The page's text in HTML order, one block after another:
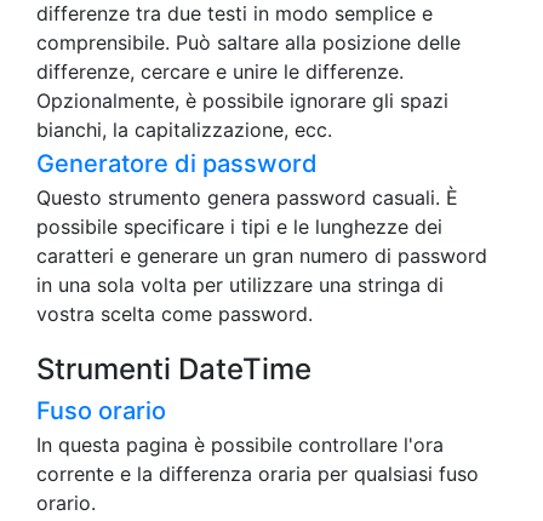
differenze tra due testi in modo semplice e
comprensibile. Può saltare alla posizione delle
differenze, cercare e unire le differenze.
Opzionalmente, è possibile ignorare gli spazi
bianchi, la capitalizzazione, ecc.
Generatore di password
Questo strumento genera password casuali. È
possibile specificare i tipi e le lunghezze dei
caratteri e generare un gran numero di password
in una sola volta per utilizzare una stringa di
vostra scelta come password.
Strumenti DateTime
Fuso orario
In questa pagina è possibile controllare l'ora
corrente e la differenza oraria per qualsiasi fuso
orario.